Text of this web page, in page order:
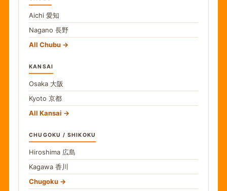
Aichi 愛知
Nagano 長野
All Chubu
KANSAI
Osaka 大阪
Kyoto 京都
All Kansai
CHUGOKU / SHIKOKU
Hiroshima 広島
Kagawa 香川
Chugoku